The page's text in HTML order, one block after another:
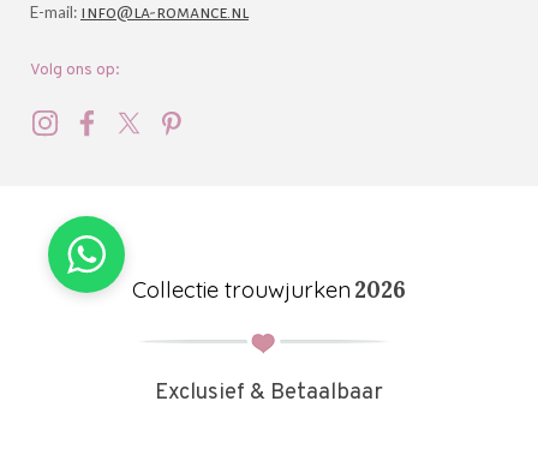
E-mail: info@la-romance.nl
Volg ons op:
Collectie trouwjurken 2026
Exclusief & Betaalbaar